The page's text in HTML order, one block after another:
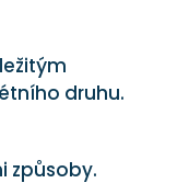
druhu.
způsoby.